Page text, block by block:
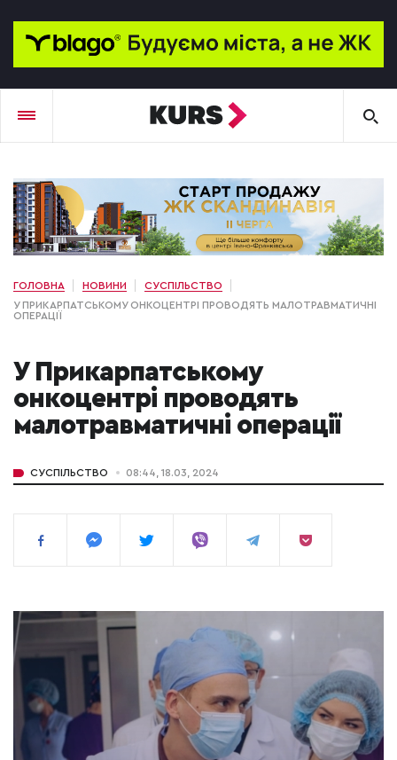
ГОЛОВНА НОВИНИ
СУСПІЛЬСТВО
У ПРИКАРПАТСЬКОМУ ОНКОЦЕНТРІ ПРОВОДЯТЬ МАЛОТРАВМАТИЧНІ
ОПЕРАЦІЇ
У Прикарпатському
онкоцентрі проводять
малотравматичні операції
СУСПІЛЬСТВО 08:44, 18.03, 2024